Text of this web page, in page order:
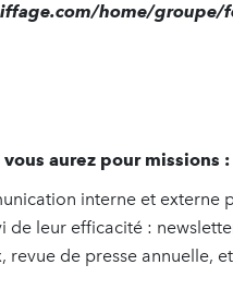
home/groupe/
aurez pour missions :
interne et externe
de leur efficacité :
revue de presse annuelle,